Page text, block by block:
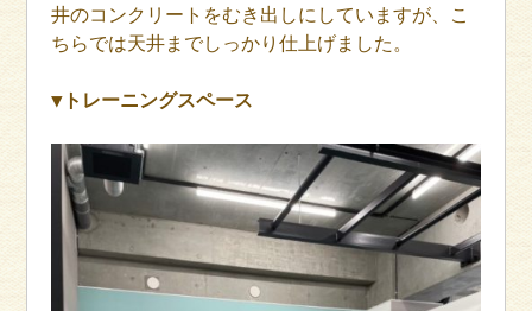
井のコンクリートをむき出しにしていますが、こ
ちらでは天井までしっかり仕上げました。
▼トレーニングスペース